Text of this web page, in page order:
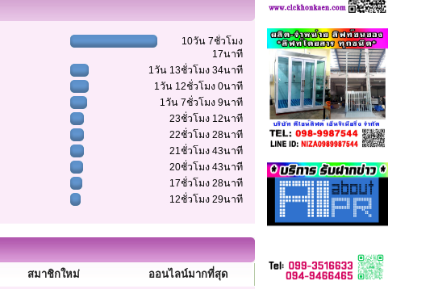
10วัน 7ชั่วโมง
17นาที
1วัน 13ชั่วโมง 34นาที
1วัน 12ชั่วโมง 0นาที
1วัน 7ชั่วโมง 9นาที
23ชั่วโมง 12นาที
22ชั่วโมง 28นาที
21ชั่วโมง 43นาที
20ชั่วโมง 43นาที
17ชั่วโมง 28นาที
12ชั่วโมง 29นาที
สมาชิกใหม่ ออนไลน์มากที่สุด